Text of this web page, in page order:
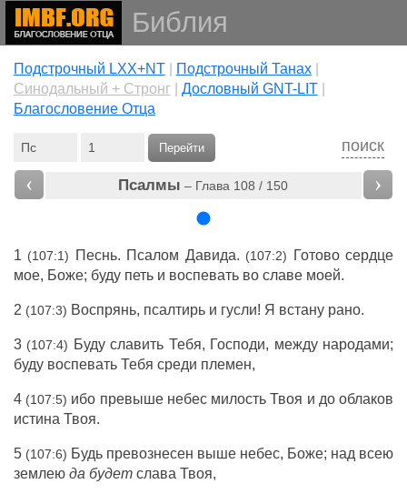
Библия
Подстрочный LXX+NT| Подстрочный Танах|
Cинодальный + Стронг| Дословный GNT-LIT|
Благословение Отца
поиск
Перейти
‹ Псалмы – Глава 108 / 150 ›
1 (107:1) Песнь. Псалом Давида. (107:2) Готово сердце
мое, Боже; буду петьи воспеватьво славемоей.
2 (107:3) Воспрянь, псалтирьи гусли! Я встану рано.
3 (107:4) Буду славить Тебя, Господи, между народами;
буду воспеватьТебя среди племен,
4 (107:5) ибо превыше небес милость Твоя и дооблаков
истина Твоя.
5 (107:6) Будь превознесен выше небес, Боже; над всею
землею да будет слава Твоя,